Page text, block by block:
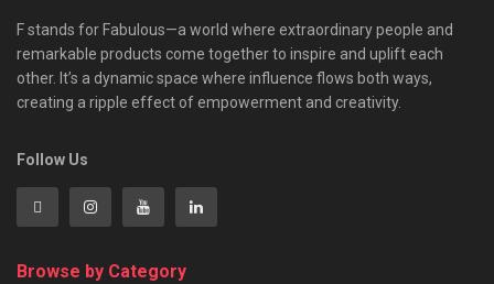
F stands for Fabulous—a world where extraordinary people and
remarkable products come together to inspire and uplift each
other. It’s a dynamic space where influence flows both ways,
creating a ripple effect of empowerment and creativity.
Follow Us
Browse by Category